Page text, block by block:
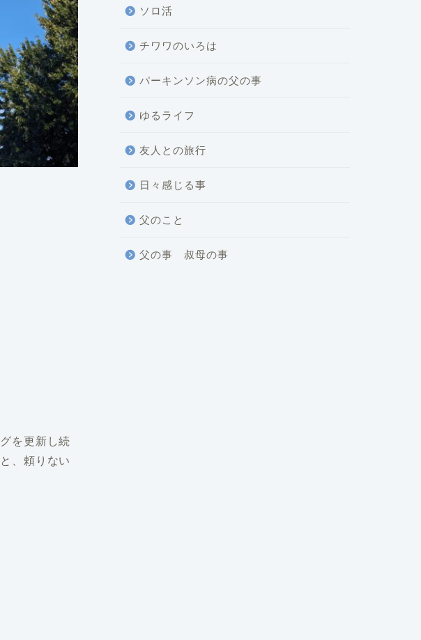
を更新し続
、頼りない
ソロ活
チワワのいろは
パーキンソン病の父の事
ゆるライフ
友人との旅行
日々感じる事
父のこと
父の事 叔母の事